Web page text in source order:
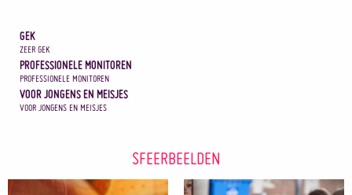
GEK
ZEER GEK
PROFESSIONELE MONITOREN
PROFESSIONELE MONITOREN
VOOR JONGENS EN MEISJES
VOOR JONGENS EN MEISJES
SFEERBEELDEN